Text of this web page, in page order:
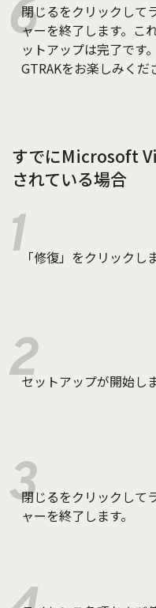
閉じるをクリックして
ャーを終了します。こ
ットアップは完了です。
GTRAKをお楽しみくだ
すでにMicrosoft
されている場合
「修復」をクリックし
セットアップが開始しま
閉じるをクリックして
ャーを終了します。